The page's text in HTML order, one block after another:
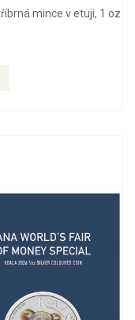
mince v etuji, 1 oz